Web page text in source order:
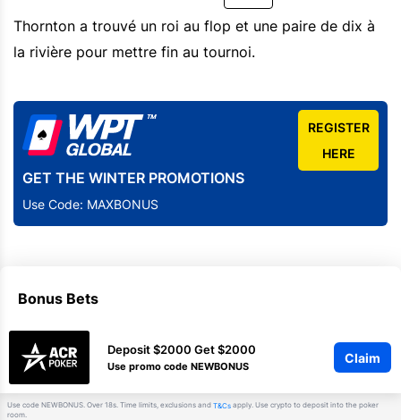
Thornton a trouvé un roi au flop et une paire de dix à
la rivière pour mettre fin au tournoi.
GET THE WINTER PROMOTIONS
Use Code: MAXBONUS
REGISTER
HERE
Bonus Bets
Deposit $2000 Get $2000
Use promo code NEWBONUS
Claim
Use code NEWBONUS. Over 18s. Time limits, exclusions and T&Cs apply. Use crypto to deposit into the poker
room.